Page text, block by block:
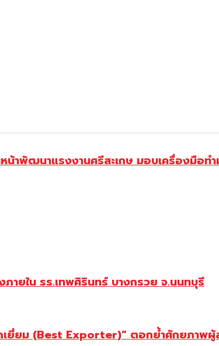
าพัฒนาแรงงานศรีสะเกษ มอบเครื่องมือทำ
ายใน รร.เทพศิรินทร์ บางกรวย จ.นนทบุรี
ยี่ยม (Best Exporter)” ตอกย้ำศักยภาพผู้